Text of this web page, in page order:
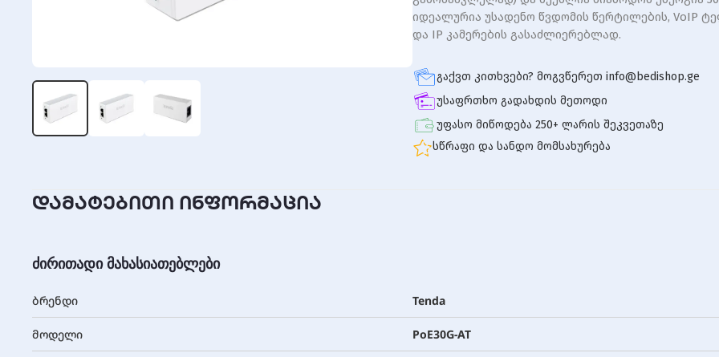
იდეალურია უსადენო წვდომის წერტილების, VoIP
და IP კამერების გასაძლიერებლად.
გაქვთ კითხვები? მოგვწერეთ info@bedishop.ge
უსაფრთხო გადახდის მეთოდი
უფასო მიწოდება 250+ ლარის შეკვეთაზე
სწრაფი და სანდო მომსახურება
დამატებითი ინფორმაცია
ძირითადი მახასიათებლები
ბრენდი Tenda
მოდელი PoE30G-AT